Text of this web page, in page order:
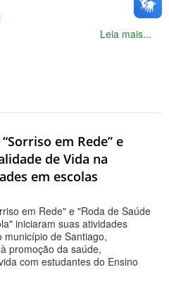
Leia mais...
em Rede” e
de Vida na
em escolas
em Rede" e "Roda de Saúde
iniciaram suas atividades
município de Santiago,
promoção da saúde,
com estudantes do Ensino